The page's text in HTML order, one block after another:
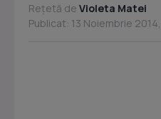
Rețetă de Violeta Matei
Publicat: 13 Noiembrie